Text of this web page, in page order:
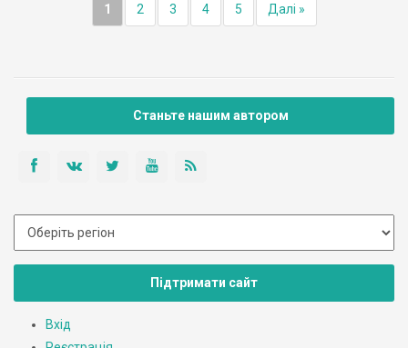
1 2 3 4 5 Далі »
Станьте нашим автором
Підтримати сайт
Вхід